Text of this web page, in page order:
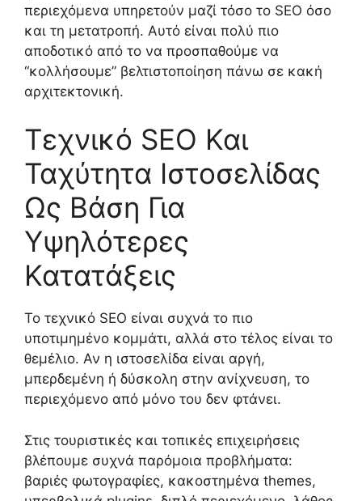
περιεχόμενα υπηρετούν μαζί τόσο το SEO όσο
και τη μετατροπή. Αυτό είναι πολύ πιο
αποδοτικό από το να προσπαθούμε να
“κολλήσουμε” βελτιστοποίηση πάνω σε κακή
αρχιτεκτονική.
Τεχνικό SEO Και
Ταχύτητα Ιστοσελίδας
Ως Βάση Για
Υψηλότερες
Κατατάξεις
Το τεχνικό SEO είναι συχνά το πιο
υποτιμημένο κομμάτι, αλλά στο τέλος είναι το
θεμέλιο. Αν η ιστοσελίδα είναι αργή,
μπερδεμένη ή δύσκολη στην ανίχνευση, το
περιεχόμενο από μόνο του δεν φτάνει.
Στις τουριστικές και τοπικές επιχειρήσεις
βλέπουμε συχνά παρόμοια προβλήματα:
βαριές φωτογραφίες, κακοστημένα themes,